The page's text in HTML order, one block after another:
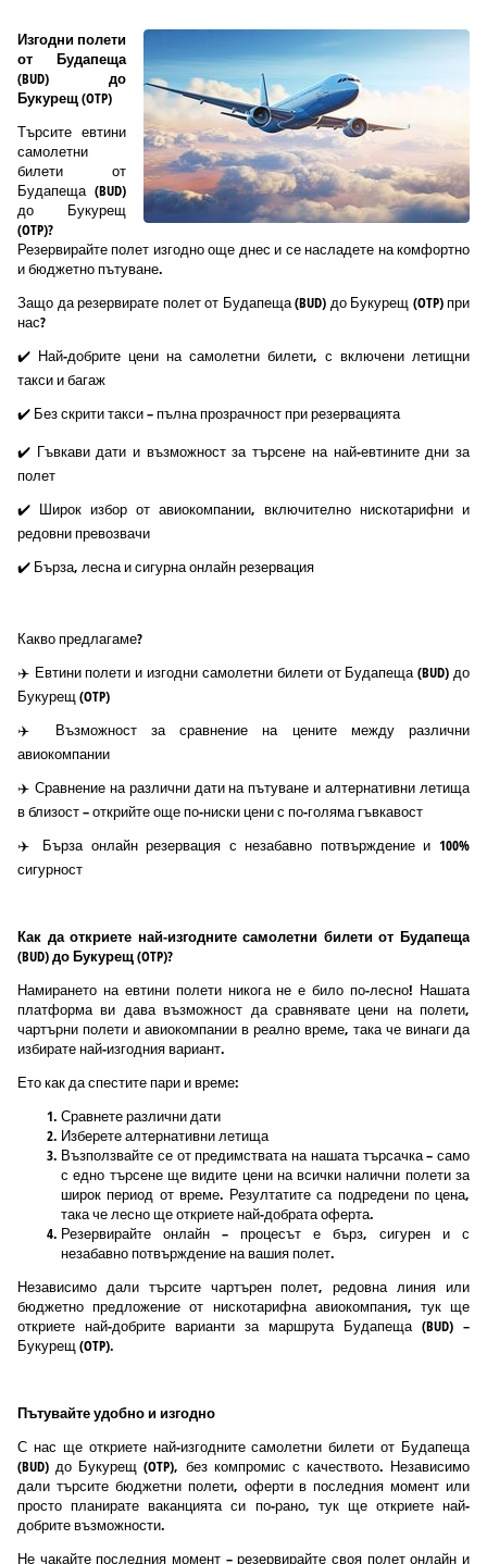
Изгодни полети
от Будапеща
(BUD) до
Букурещ (OTP)
Търсите евтини
самолетни
билети от
Будапеща (BUD)
до Букурещ
(OTP)?
Резервирайте полет изгодно още днес и се насладете на комфортно
и бюджетно пътуване.
Защо да резервирате полет от Будапеща (BUD) до Букурещ (OTP) при
нас?
✔️ Най-добрите цени на самолетни билети, с включени летищни
такси и багаж
✔️ Без скрити такси – пълна прозрачност при резервацията
✔️ Гъвкави дати и възможност за търсене на най-евтините дни за
полет
✔️ Широк избор от авиокомпании, включително нискотарифни и
редовни превозвачи
✔️ Бърза, лесна и сигурна онлайн резервация
Какво предлагаме?
✈️ Евтини полети и изгодни самолетни билети от Будапеща (BUD) до
Букурещ (OTP)
✈️ Възможност за сравнение на цените между различни
авиокомпании
✈️ Сравнение на различни дати на пътуване и алтернативни летища
в близост – открийте още по-ниски цени с по-голяма гъвкавост
✈️ Бърза онлайн резервация с незабавно потвърждение и 100%
сигурност
Как да откриете най-изгодните самолетни билети от Будапеща
(BUD) до Букурещ (OTP)?
Намирането на евтини полети никога не е било по-лесно! Нашата
платформа ви дава възможност да сравнявате цени на полети,
чартърни полети и авиокомпании в реално време, така че винаги да
избирате най-изгодния вариант.
Ето как да спестите пари и време:
Сравнете различни дати
Изберете алтернативни летища
Възползвайте се от предимствата на нашата търсачка – само
с едно търсене ще видите цени на всички налични полети за
широк период от време. Резултатите са подредени по цена,
така че лесно ще откриете най-добрата оферта.
Резервирайте онлайн – процесът е бърз, сигурен и с
незабавно потвърждение на вашия полет.
Независимо дали търсите чартърен полет, редовна линия или
бюджетно предложение от нискотарифна авиокомпания, тук ще
откриете най-добрите варианти за маршрута Будапеща (BUD) –
Букурещ (OTP).
Пътувайте удобно и изгодно
С нас ще откриете най-изгодните самолетни билети от Будапеща
(BUD) до Букурещ (OTP), без компромис с качеството. Независимо
дали търсите бюджетни полети, оферти в последния момент или
просто планирате ваканцията си по-рано, тук ще откриете най-
добрите възможности.
Не чакайте последния момент – резервирайте своя полет онлайн и